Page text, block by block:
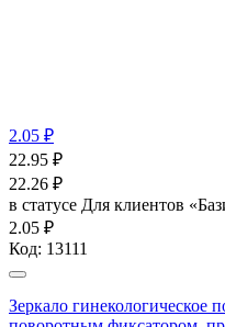
2.05 ₽
22.95 ₽
22.26 ₽
в статусе Для клиентов
2.05 ₽
Код: 13111
Зеркало гинекологическое